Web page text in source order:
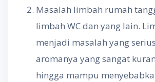
Masalah limbah rumah
limbah WC dan yang lain.
menjadi masalah yang
aromanya yang sangat
hingga mampu